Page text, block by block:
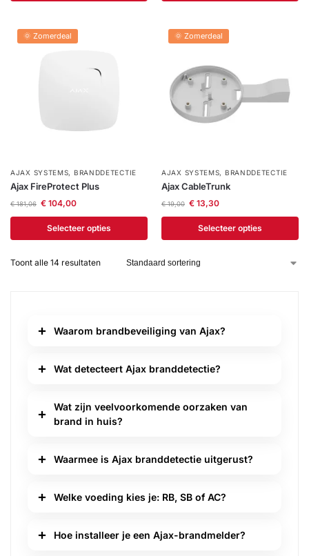
🌞 Zomerdeal
AJAX SYSTEMS, BRANDDETECTIE
Ajax FireProtect Plus
€181,06 €104,00
Selecteer opties
🌞 Zomerdeal
AJAX SYSTEMS, BRANDDETECTIE
Ajax CableTrunk
€19,00 €13,30
Selecteer opties
Toont alle 14 resultaten
Waarom brandbeveiliging van Ajax?
Wat detecteert Ajax branddetectie?
Wat zijn veelvoorkomende oorzaken van
brand in huis?
Waarmee is Ajax branddetectie uitgerust?
Welke voeding kies je: RB, SB of AC?
Hoe installeer je een Ajax-brandmelder?